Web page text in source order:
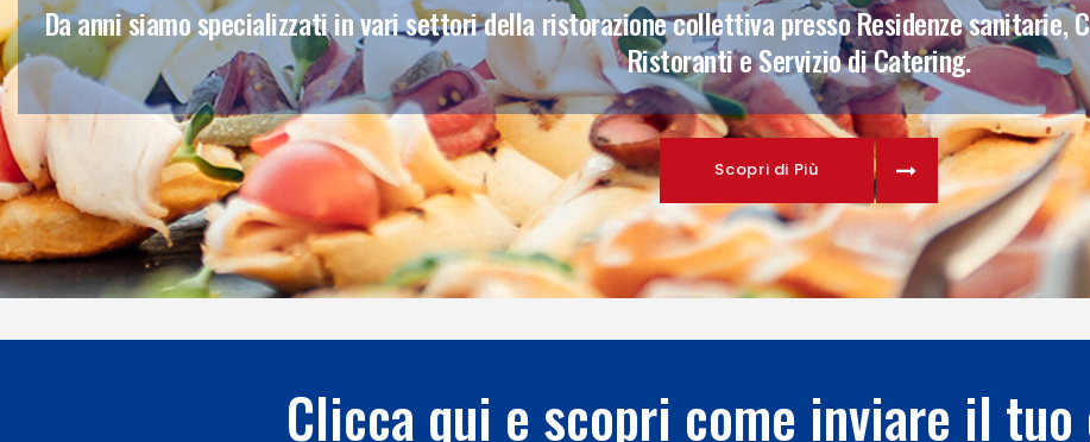
Da anni siamo specializzati in vari settori della ristorazione collettiva presso Residenze sanitarie,
Ristoranti e Servizio di Catering.
Scopri di Più
Clicca qui e scopri come inviare il